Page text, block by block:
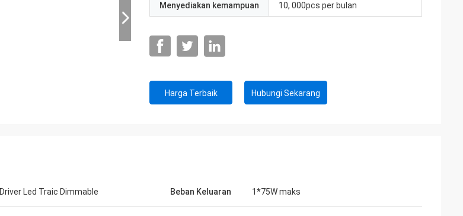
Menyediakan kemampuan 10, 000pcs per bulan
Harga Terbaik Hubungi Sekarang
Driver Led Traic Dimmable Beban Keluaran 1*75W maks